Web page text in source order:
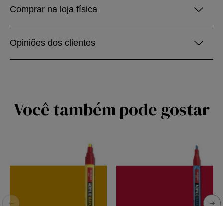
Comprar na loja física
Opiniões dos clientes
Você também pode gostar